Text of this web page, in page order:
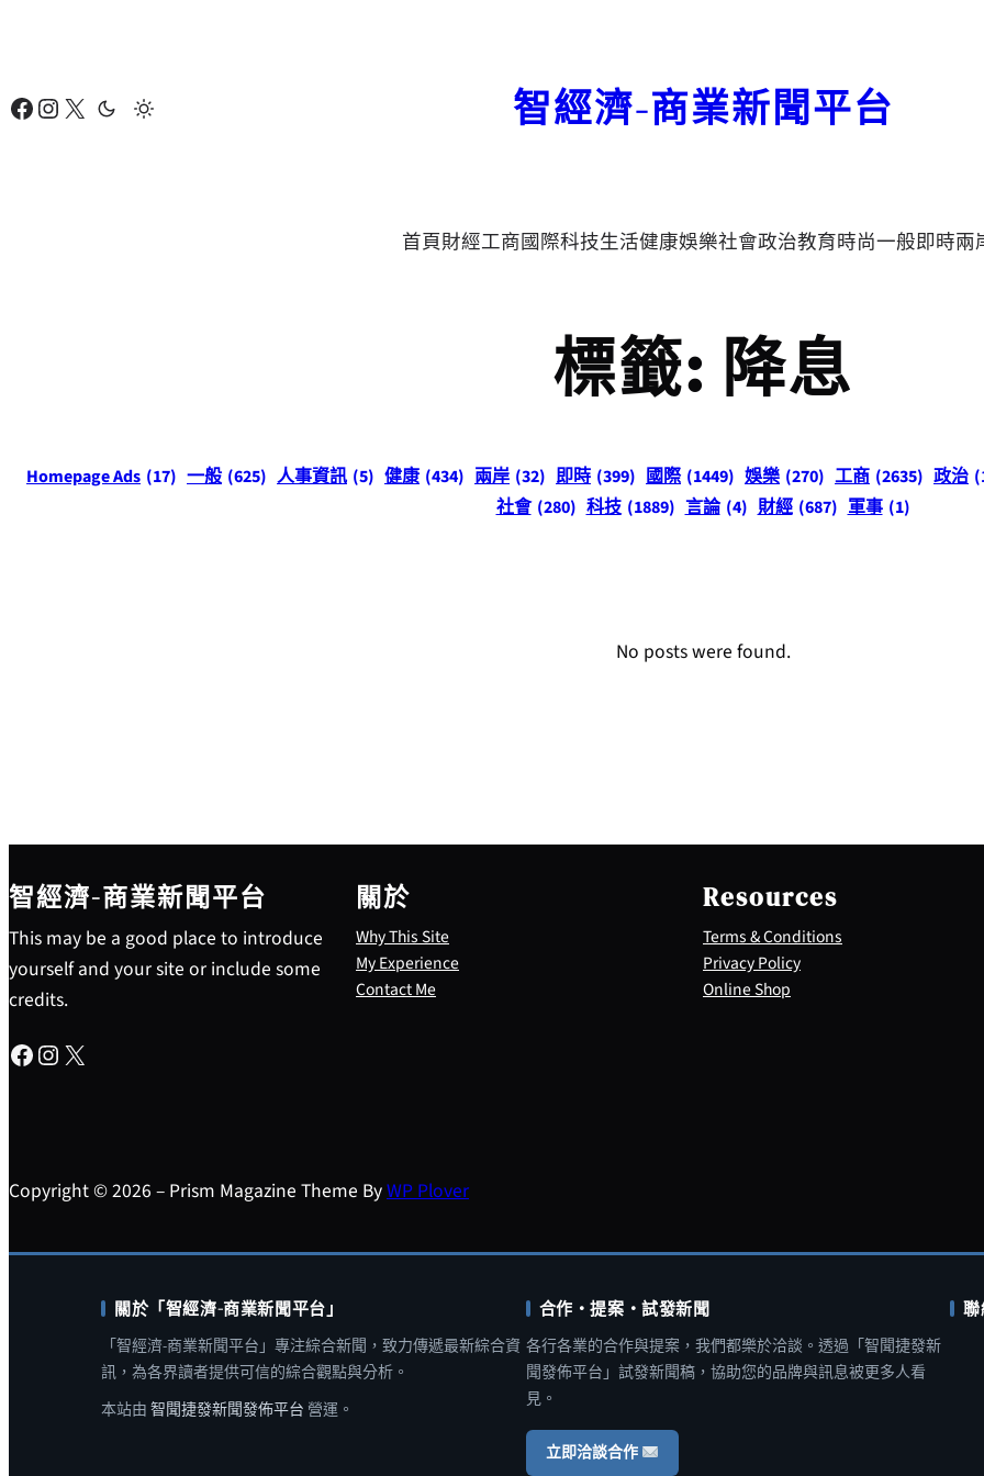
要
Facebook Instagram X 智經濟-商業新聞平台
首頁財經工商國際科技生活健康娛樂社會政治教育時尚一般即時兩
標籤: 降息
Homepage Ads (17) 一般 (625) 人事資訊 (5) 健康 (434) 兩岸 (32) 即時 (399) 國際 (1449) 娛樂 (270) 工商 (2635) 政治
社會 (280) 科技 (1889) 言論 (4) 財經 (687) 軍事 (1)
No posts were found.
智經濟-商業新聞平台
This may be a good place to introduce
yourself and your site or include some
credits.
Facebook Instagram X
關於
Why This Site
My Experience
Contact Me
Resources
Terms & Conditions
Privacy Policy
Online Shop
Copyright © 2026 – Prism Magazine Theme ByWP Plover
關於「智經濟-商業新聞平台」
「智經濟-商業新聞平台」專注綜合新聞，致力傳遞最新綜合資
訊，為各界讀者提供可信的綜合觀點與分析。
本站由 智聞捷發新聞發佈平台 營運。
合作・提案・試發新聞
各行各業的合作與提案，我們都樂於洽談。透過「智聞捷發新
聞發佈平台」試發新聞稿，協助您的品牌與訊息被更多人看
見。
立即洽談合作